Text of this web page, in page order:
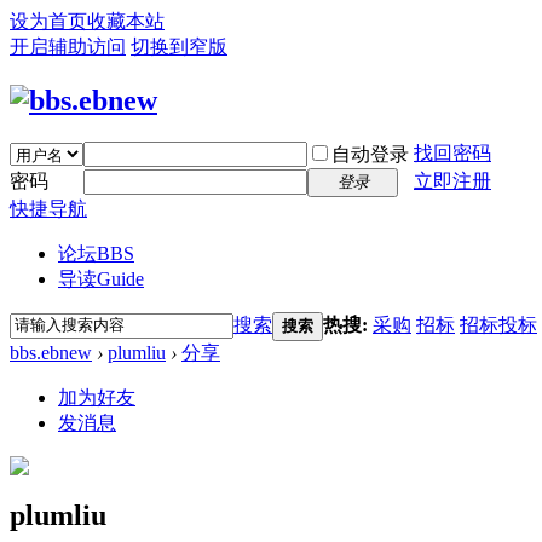
设为首页收藏本站
开启辅助访问 切换到窄版
自动登录 找回密码
密码
登录
立即注册
快捷导航
论坛BBS
导读Guide
搜索 搜索 热搜: 采购 招标 招标投标
bbs.ebnew › plumliu › 分享
加为好友
发消息
plumliu